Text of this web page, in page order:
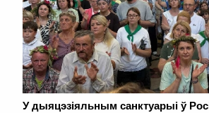
У дыяцэзіяльным санктуарыі ў